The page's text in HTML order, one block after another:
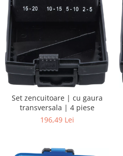
Set zencuitoare | cu gaura
transversala | 4 piese
196,49 Lei